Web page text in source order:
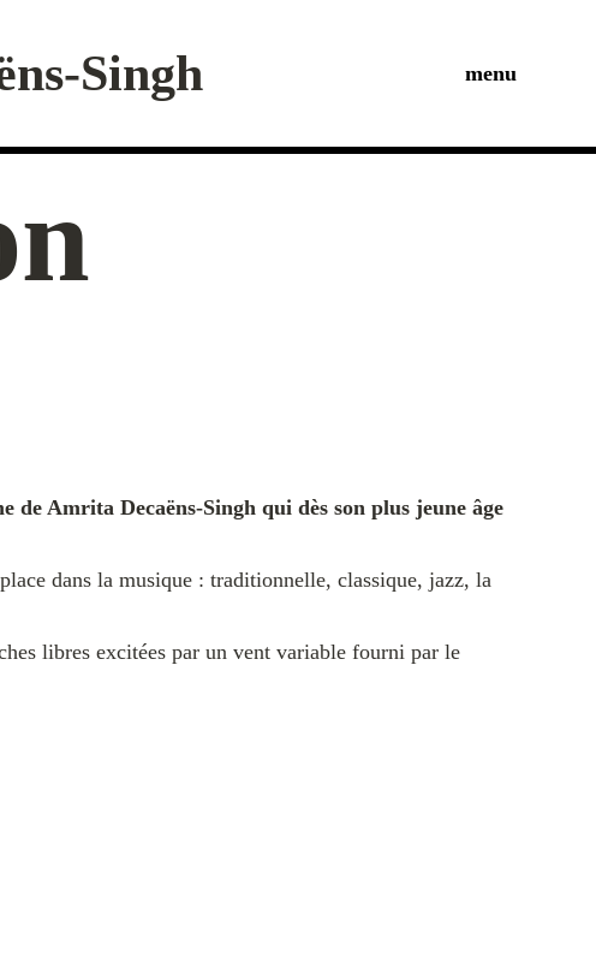
Singh menu
de Amrita Decaëns-Singh qui dès son plus jeune âge
dans la musique : traditionnelle, classique, jazz, la
libres excitées par un vent variable fourni par le